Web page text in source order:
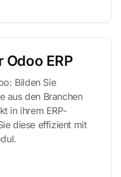
ERP
Bilden Sie
aus den Branchen
in ihrem ERP-
diese effizient mit